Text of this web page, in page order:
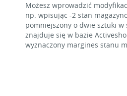
Możesz wprowadzić
np. wpisując -2 stan
pomniejszony o dwie sztuki w
znajduje się w bazie
wyznaczony margines stanu